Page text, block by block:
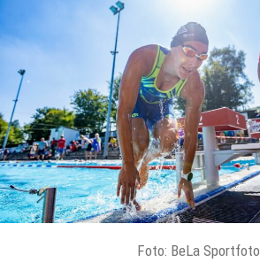
Foto: BeLa Sportfoto